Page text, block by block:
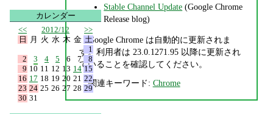
Stable Channel Update (Google Chrome
Release blog)
Google Chrome は自動的に更新されま
す。利用者は 23.0.1271.95 以降に更新され
ていることを確認してください。
関連キーワード: Chrome
カレンダー
<<
2012/12
>>
日
月 火 水 木 金 土
1
2
3 4 5 6 7
8
9 10 11 12 13 14 15
16 17 18 19 20 21 22
23 24 25 26 27 28 29
30 31